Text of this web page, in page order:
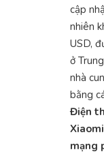
cập
nhiên
USD,
ở
nhà
bằng
Điện
mạng